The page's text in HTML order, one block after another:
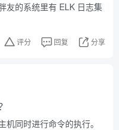
友的系统里有 ELK 日志集
评分 回复 分享
同时进行命令的执行。